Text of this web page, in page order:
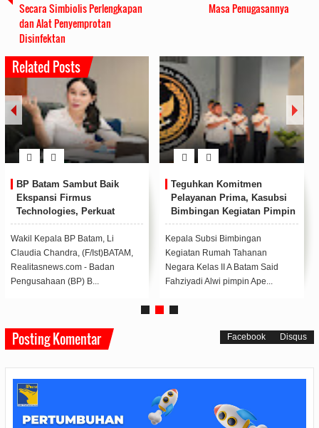
Secara Simbiolis Perlengkapan
dan Alat Penyemprotan
Disinfektan
Masa Penugasannya
Related Posts
BP Batam Sambut Baik
Ekspansi Firmus
Technologies, Perkuat
Posisi Batam sebagai Hub
Infrastruktur AI Regional
Wakil Kepala BP Batam, Li
Claudia Chandra, (F/Ist)BATAM,
Realitasnews.com - Badan
Pengusahaan (BP) B...
Teguhkan Komitmen
Pelayanan Prima, Kasubsi
Bimbingan Kegiatan Pimpin
Apel Pagi Rutan Batam
Kepala Subsi Bimbingan
Kegiatan Rumah Tahanan
Negara Kelas II A Batam Said
Fahziyadi Alwi pimpin Ape...
Posting Komentar Facebook Disqus